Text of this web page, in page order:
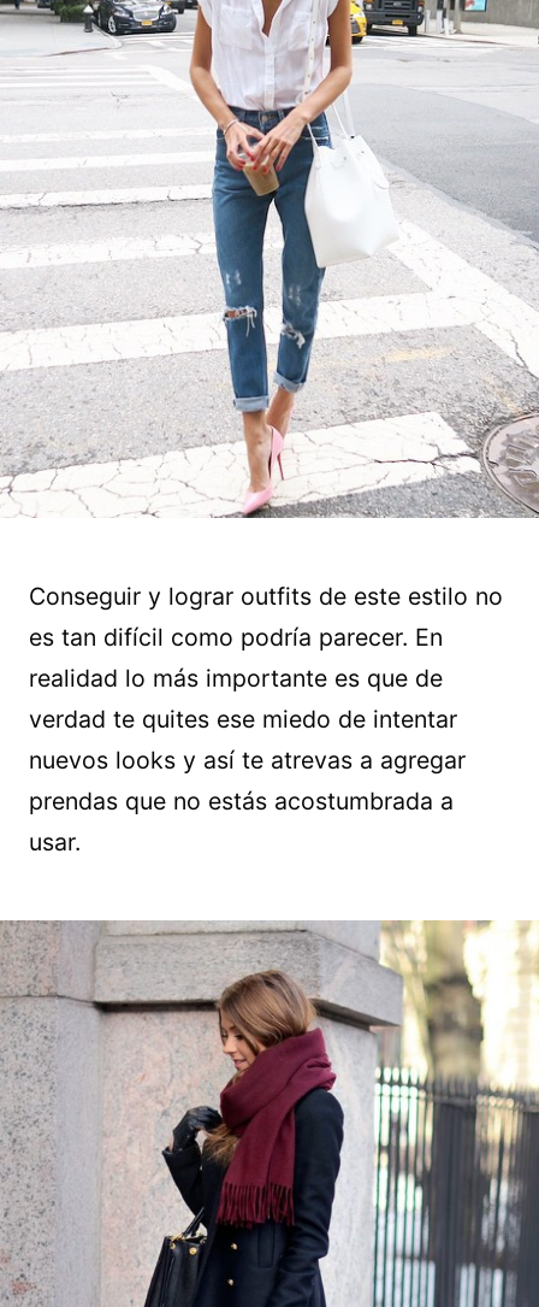
Conseguir y lograr outfits de este estilo no
es tan difícil como podría parecer. En
realidad lo más importante es que de
verdad te quites ese miedo de intentar
nuevos looks y así te atrevas a agregar
prendas que no estás acostumbrada a
usar.